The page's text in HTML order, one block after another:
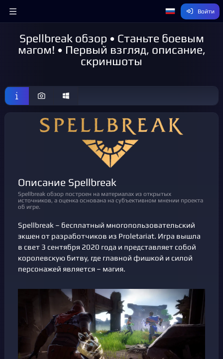
Войти
Spellbreak обзор • Станьте боевым
магом! • Первый взгляд, описание,
скриншоты
Описание Spellbreak
Spellbreak обзор построен на материалах из открытых
источников, а оценка основана на субъективном мнении проекта
об игре.
Spellbreak – бесплатный многопользовательский
экшен от разработчиков из Proletariat. Игра вышла
в свет 3 сентября 2020 года и представляет собой
королевскую битву, где главной фишкой и силой
персонажей является – магия.